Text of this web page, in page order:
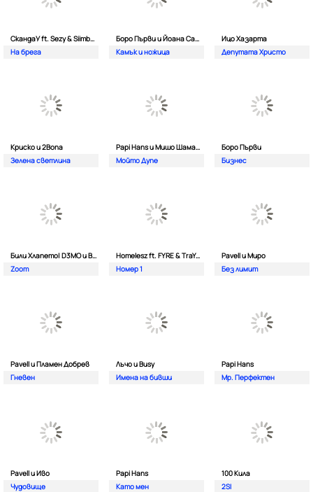
СкандаУ ft. Sezy & Siimbad
На брега
Боро Първи и Йоана Сашова
Камък и ножица
Ицо Хазарта
Депутата Христо
Криско и 2Bona
Зелена светлина
Papi Hans и Мишо Шамара
Мойто Дупе
Боро Първи
Бизнес
Били Хлапето| D3MO и BREVIS
Zoom
Homelesz ft. FYRE & TraYan
Номер 1
Pavell и Миро
Без лимит
Pavell и Пламен Добрев
Гневен
Лъчо и Busy
Имена на бивши
Papi Hans
Мр. Перфектен
Pavell и Иво
Чудовище
Papi Hans
Като мен
100 Кила
2SI